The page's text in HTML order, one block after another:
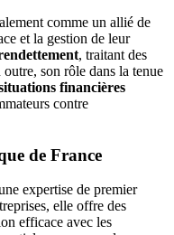
comme un allié de
et la gestion de leur
, traitant des
son rôle dans la tenue
financières
contre
de France
expertise de premier
elle offre des
efficace avec les